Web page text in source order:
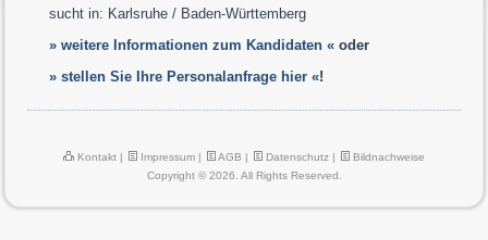
sucht in: Karlsruhe / Baden-Württemberg
» weitere Informationen zum Kandidaten « oder
» stellen Sie Ihre Personalanfrage hier «!
Kontakt Impressum AGB Datenschutz
Bildnachweise
Copyright © 2026. All Rights Reserved.